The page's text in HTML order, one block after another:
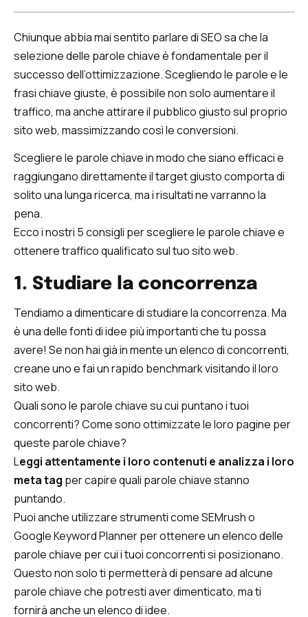
Chiunque abbia mai sentito parlare di SEO sa che la
selezione delle parole chiave è fondamentale per il
successo dell’ottimizzazione. Scegliendo le parole e le
frasi chiave giuste, è possibile non solo aumentare il
traffico, ma anche attirare il pubblico giusto sul proprio
sito web, massimizzando così le conversioni.
Scegliere le parole chiave in modo che siano efficaci e
raggiungano direttamente il target giusto comporta di
solito una lunga ricerca, ma i risultati ne varranno la
pena.
Ecco i nostri 5 consigli per scegliere le parole chiave e
ottenere traffico qualificato sul tuo sito web.
1. Studiare la concorrenza
Tendiamo a dimenticare di studiare la concorrenza. Ma
è una delle fonti di idee più importanti che tu possa
avere! Se non hai già in mente un elenco di concorrenti,
creane uno e fai un rapido benchmark visitando il loro
sito web.
Quali sono le parole chiave su cui puntano i tuoi
concorrenti? Come sono ottimizzate le loro pagine per
queste parole chiave?
Leggi attentamente i loro contenuti e analizza i loro
meta tag per capire quali parole chiave stanno
puntando.
Puoi anche utilizzare strumenti come SEMrush o
Google Keyword Planner per ottenere un elenco delle
parole chiave per cui i tuoi concorrenti si posizionano.
Questo non solo ti permetterà di pensare ad alcune
parole chiave che potresti aver dimenticato, ma ti
fornirà anche un elenco di idee.